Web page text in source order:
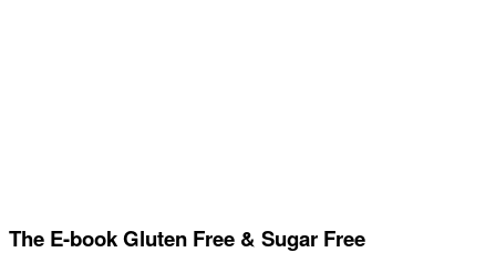
The E-book Gluten Free & Sugar Free